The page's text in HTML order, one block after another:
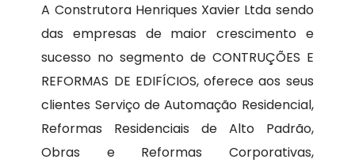
A Construtora Henriques Xavier Ltda sendo
das empresas de maior crescimento e
sucesso no segmento de CONTRUÇÕES E
REFORMAS DE EDIFÍCIOS, oferece aos seus
clientes Serviço de Automação Residencial,
Reformas Residenciais de Alto Padrão,
Obras e Reformas Corporativas,